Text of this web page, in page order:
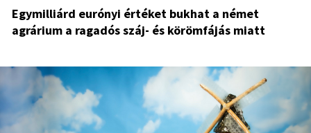
Egymilliárd eurónyi értéket bukhat a német
agrárium a ragadós száj- és körömfájás miatt